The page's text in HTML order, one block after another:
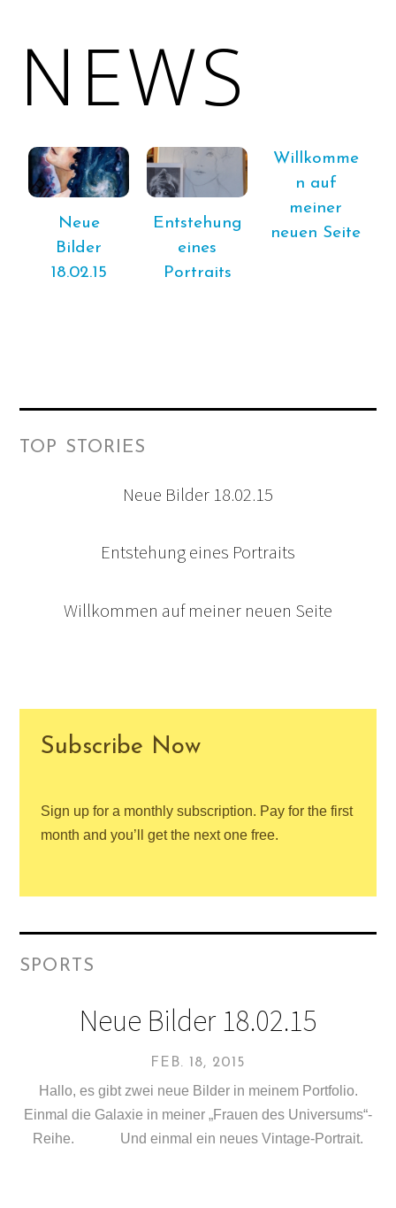
NEWS
Neue
Bilder
18.02.15
Entstehung
eines
Portraits
Willkomme
n auf
meiner
neuen Seite
TOP STORIES
Neue Bilder 18.02.15
Entstehung eines Portraits
Willkommen auf meiner neuen Seite
Subscribe Now
Sign up for a monthly subscription. Pay for the first
month and you’ll get the next one free.
SPORTS
Neue Bilder 18.02.15
FEB. 18, 2015
Hallo, es gibt zwei neue Bilder in meinem Portfolio.
Einmal die Galaxie in meiner „Frauen des Universums“-
Reihe. Und einmal ein neues Vintage-Portrait.